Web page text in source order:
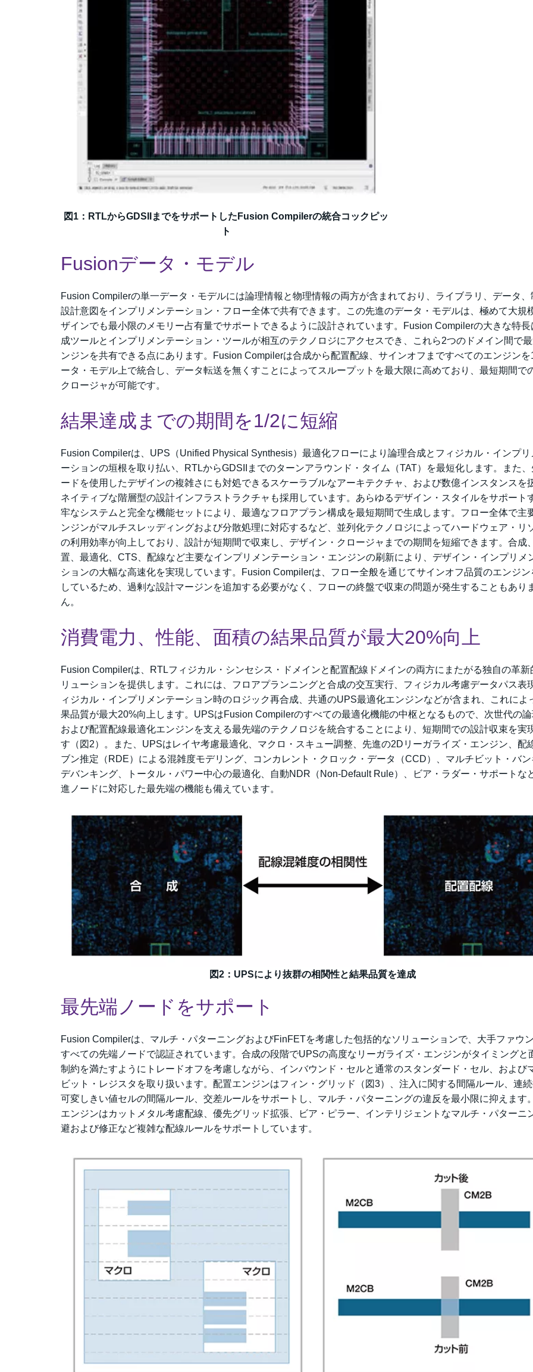
図1：RTLからGDSIIまでをサポートしたFusion Compilerの統合コックピッ
ト
Fusionデータ・モデル
Fusion Compilerの単一データ・モデルには論理情報と物理情報の両方が含まれており、ライブラリ、データ、
設計意図をインプリメンテーション・フロー全体で共有できます。この先進のデータ・モデルは、極めて大規
ザインでも最小限のメモリー占有量でサポートできるように設計されています。Fusion Compilerの大きな特長
成ツールとインプリメンテーション・ツールが相互のテクノロジにアクセスでき、これら2つのドメイン間で
ンジンを共有できる点にあります。Fusion Compilerは合成から配置配線、サインオフまですべてのエンジンを
ータ・モデル上で統合し、データ転送を無くすことによってスループットを最大限に高めており、最短期間で
クロージャが可能です。
結果達成までの期間を1/2に短縮
Fusion Compilerは、UPS（Unified Physical Synthesis）最適化フローにより論理合成とフィジカル・インプリ
ーションの垣根を取り払い、RTLからGDSIIまでのターンアラウンド・タイム（TAT）を最短化します。また
ードを使用したデザインの複雑さにも対処できるスケーラブルなアーキテクチャ、および数億インスタンスを
ネイティブな階層型の設計インフラストラクチャも採用しています。あらゆるデザイン・スタイルをサポート
牢なシステムと完全な機能セットにより、最適なフロアプラン構成を最短期間で生成します。フロー全体で主
ンジンがマルチスレッディングおよび分散処理に対応するなど、並列化テクノロジによってハードウェア・リ
の利用効率が向上しており、設計が短期間で収束し、デザイン・クロージャまでの期間を短縮できます。合成
置、最適化、CTS、配線など主要なインプリメンテーション・エンジンの刷新により、デザイン・インプリメ
ションの大幅な高速化を実現しています。Fusion Compilerは、フロー全般を通じてサインオフ品質のエンジン
しているため、 過剰な設計マージンを追加する必要がなく、フローの終盤で収束の問題が発生することもあり
ん。
消費電力、性能、面積の結果品質が最大20%向上
Fusion Compilerは、RTLフィジカル・シンセシス・ドメインと配置配線ドメインの両方にまたがる独自の革新
リューションを提供します。これには、フロアプランニングと合成の交互実行、フィジカル考慮データパス表
ィジカル・インプリメンテーション時のロジック再合成、共通のUPS最適化エンジンなどが含まれ、これによ
果品質が最大20%向上します。UPSはFusion Compilerのすべての最適化機能の中枢となるもので、次世代の
および配置配線最適化エンジンを支える最先端のテクノロジを統合することにより、短期間での設計収束を実
す（図2）。また、UPSはレイヤ考慮最適化、マクロ・スキュー調整、先進の2Dリーガライズ・エンジン、配
ブン推定（RDE）による混雑度モデリング、コンカレント・クロック・データ（CCD）、マルチビット・バ
デバンキング、トータル・パワー中心の最適化、自動NDR（Non-Default Rule）、ビア・ラダー・サポートな
進ノードに対応した最先端の機能も備えています。
図2：UPSにより抜群の相関性と結果品質を達成
最先端ノードをサポート
Fusion Compilerは、マルチ・パターニングおよびFinFETを考慮した包括的なソリューションで、大手ファウ
すべての先端ノードで認証されています。合成の段階でUPSの高度なリーガライズ・エンジンがタイミングと
制約を満たすようにトレードオフを考慮しながら、インバウンド・セルと通常のスタンダード・セル、および
ビット・レジスタを取り扱います。配置エンジンはフィン・グリッド（図3）、注入に関する間隔ルール、連
可変しきい値セルの間隔ルール、交差ルールをサポートし、マルチ・パターニングの違反を最小限に抑えます
エンジンはカットメタル考慮配線、優先グリッド拡張、ビア・ピラー、インテリジェントなマルチ・パターニ
避および修正など複雑な配線ルールをサポートしています。